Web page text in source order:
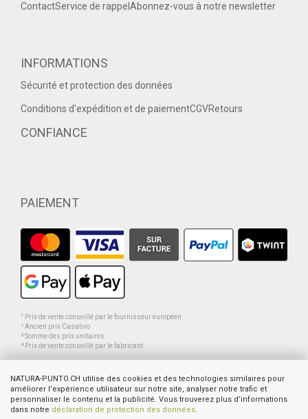
NATURA-PUNTO.CH utilise des cookies et des technologies similaires pour
améliorer l’expérience utilisateur sur notre site, analyser notre trafic et
personnaliser le contenu et la publicité. Vous trouverez plus d’informations
dans notre déclaration de protection des données.
ContactService de rappel Abonnez-vous à notre newsletter
INFORMATIONS
Sécurité et protection des données
Conditions d'expédition et de paiementCGVRetours
CONFIANCE
PAIEMENT
1 Prix de vente conseillé par le fournisseur européen
2 Ancien prix Casativo
3 Somme des prix unitaires
4Prix de vente conseillé par le fabricant
nécessairement le produit proposé, mais servent à des fins d’illustration et de
présentation. Ceci s’applique surtout aux images qui exposent plusieurs produits.